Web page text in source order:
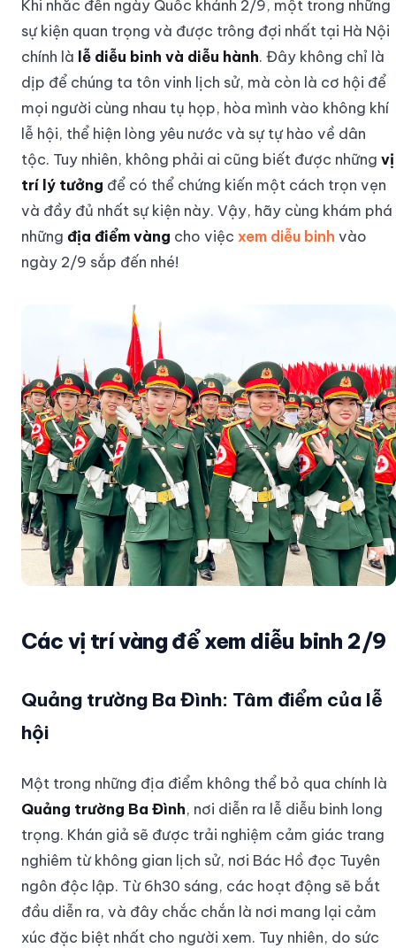
Khi nhắc đến ngày Quốc khánh 2/9, một trong những
sự kiện quan trọng và được trông đợi nhất tại Hà Nội
chính là lễ diễu binh và diễu hành. Đây không chỉ là
dịp để chúng ta tôn vinh lịch sử, mà còn là cơ hội để
mọi người cùng nhau tụ họp, hòa mình vào không khí
lễ hội, thể hiện lòng yêu nước và sự tự hào về dân
tộc. Tuy nhiên, không phải ai cũng biết được những vị
trí lý tưởng để có thể chứng kiến một cách trọn vẹn
và đầy đủ nhất sự kiện này. Vậy, hãy cùng khám phá
những địa điểm vàng cho việc xem diễu binh vào
ngày 2/9 sắp đến nhé!
Các vị trí vàng để xem diễu binh 2/9
Quảng trường Ba Đình: Tâm điểm của lễ
hội
Một trong những địa điểm không thể bỏ qua chính là
Quảng trường Ba Đình, nơi diễn ra lễ diễu binh long
trọng. Khán giả sẽ được trải nghiệm cảm giác trang
nghiêm từ không gian lịch sử, nơi Bác Hồ đọc Tuyên
ngôn độc lập. Từ 6h30 sáng, các hoạt động sẽ bắt
đầu diễn ra, và đây chắc chắn là nơi mang lại cảm
xúc đặc biệt nhất cho người xem. Tuy nhiên, do sức